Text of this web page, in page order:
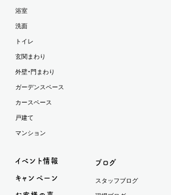
浴室
洗面
トイレ
玄関まわり
外壁・門まわり
ガーデンスペース
カースペース
戸建て
マンション
イベント情報
キャンペーン
ブログ
スタッフブログ